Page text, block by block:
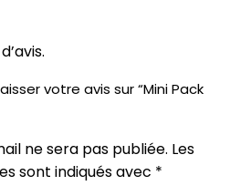
votre avis sur “Mini Pack
ne sera pas publiée. Les
sont indiqués avec *